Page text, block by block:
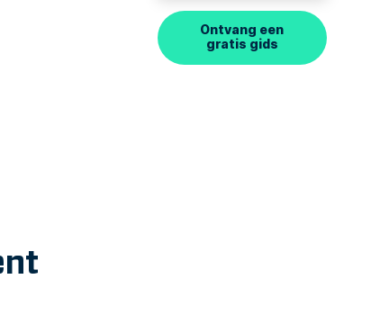
Ontvang een
gratis gids